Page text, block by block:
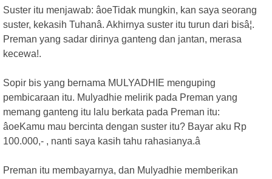
Suster itu menjawab: âoeTidak mungkin, kan saya seorang
suster, kekasih Tuhanâ. Akhirnya suster itu turun dari bisâ¦.
Preman yang sadar dirinya ganteng dan jantan, merasa
kecewa!.
Sopir bis yang bernama MULYADHIE menguping
pembicaraan itu. Mulyadhie melirik pada Preman yang
memang ganteng itu lalu berkata pada Preman itu:
âoeKamu mau bercinta dengan suster itu? Bayar aku Rp
100.000,- , nanti saya kasih tahu rahasianya.â
Preman itu membayarnya, dan Mulyadhie memberikan